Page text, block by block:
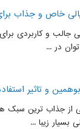
خاص و جذاب
جالب و کاربردی
در ...
و تاثیر
جذاب ترین سبک
بسیار زیبا ...